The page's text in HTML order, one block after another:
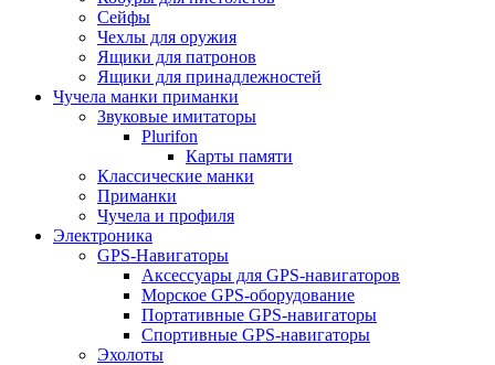
Сейфы
Чехлы для оружия
Ящики для патронов
Ящики для принадлежностей
Чучела манки приманки
Звуковые имитаторы
Plurifon
Карты памяти
Классические манки
Приманки
Чучела и профиля
Электроника
GPS-Навигаторы
Аксессуары для GPS-навигаторов
Морское GPS-оборудование
Портативные GPS-навигаторы
Спортивные GPS-навигаторы
Эхолоты